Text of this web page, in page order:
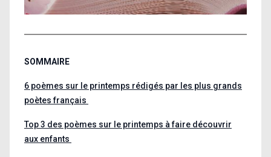
SOMMAIRE
6 poèmes sur le printemps rédigés par les plus grands
poètes français
Top 3 des poèmes sur le printemps à faire découvrir
aux enfants